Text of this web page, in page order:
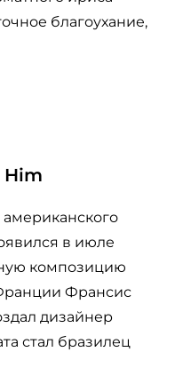
благоухание,
Him
в июле
композицию
Франсис
дизайнер
стал бразилец